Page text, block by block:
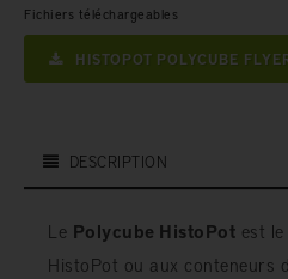
Fichiers téléchargeables
HISTOPOT POLYCUBE
DESCRIPTION
Le Polycube HistoPot est
HistoPot ou aux conteneurs